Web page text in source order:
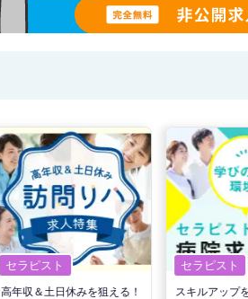
セラピスト
高年収＆土日休みを狙える！
セラピスト
スキルアップ